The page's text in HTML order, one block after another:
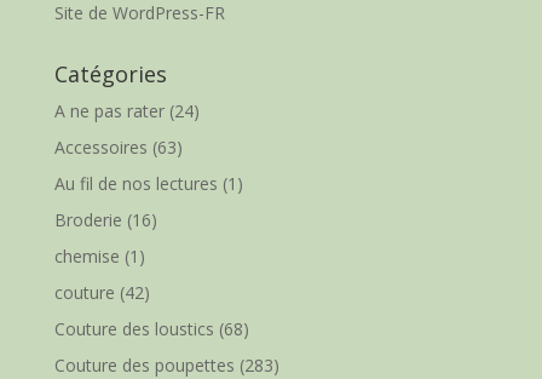
Site de WordPress-FR
Catégories
A ne pas rater(24)
Accessoires (63)
Au fil de nos lectures (1)
Broderie (16)
chemise (1)
couture (42)
Couture des loustics (68)
Couture des poupettes (283)